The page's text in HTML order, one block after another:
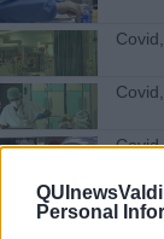
Personal